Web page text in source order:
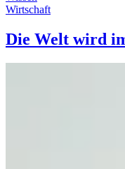
Wirtschaft
Die Welt wird